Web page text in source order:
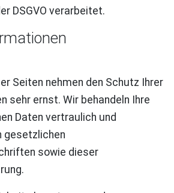
DSGVO verarbeitet.
Seiten nehmen den Schutz Ihrer
sehr ernst. Wir behandeln Ihre
Daten vertraulich und
gesetzlichen
sowie dieser